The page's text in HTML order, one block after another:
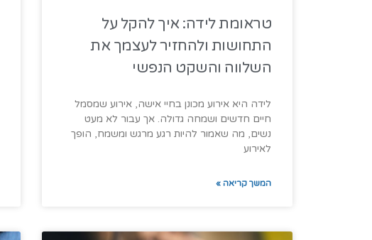
טראומת לידה: איך להקל על
התחושות ולהחזיר לעצמך את
השלווה והשקט הנפשי
לידה היא אירוע מכונן בחיי אישה, אירוע שמסמל
חיים חדשים ושמחה גדולה. אך עבור לא מעט
נשים, מה שאמור להיות רגע מרגש ומשמח, הופך
לאירוע
המשך קריאה »